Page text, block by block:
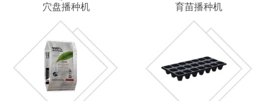
穴盘播种机 育苗播种机